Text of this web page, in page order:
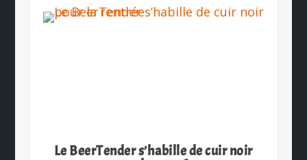
Le BeerTender s’habille de cuir noir